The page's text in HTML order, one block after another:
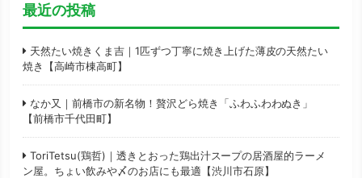
最近の投稿
天然たい焼きくま吉｜1匹ずつ丁寧に焼き上げた薄皮の天然たい
焼き【高崎市棟高町】
なか又｜前橋市の新名物！贅沢どら焼き「ふわふわわぬき」
【前橋市千代田町】
ToriTetsu(鶏哲)｜透きとおった鶏出汁スープの居酒屋的ラーメ
ン屋。ちょい飲みや〆のお店にも最適【渋川市石原】